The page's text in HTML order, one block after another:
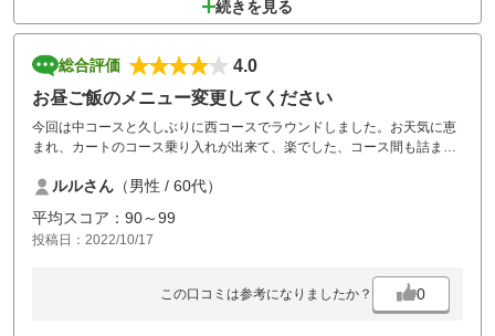
続きを見る
総合評価
4.0
お昼ご飯のメニュー変更してください
今回は中コースと久しぶりに西コースでラウンドしました。お天気に恵
まれ、カートのコース乗り入れが出来て、楽でした、コース間も詰まる
ルルさん （男性 / 60代）
平均スコア：90～99
投稿日：2022/10/17
この口コミは参考になりましたか？ 0